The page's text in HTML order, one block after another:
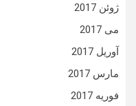
ژوئن 2017
می 2017
آوریل 2017
مارس 2017
فوریه 2017